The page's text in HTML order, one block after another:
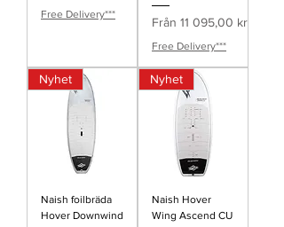
Free Delivery***
Från 11 095,00 kr
Reapris
Free Delivery***
Nyhet
Naish foilbräda
Hover Downwind
Nyhet
Naish Hover
Wing Ascend CU